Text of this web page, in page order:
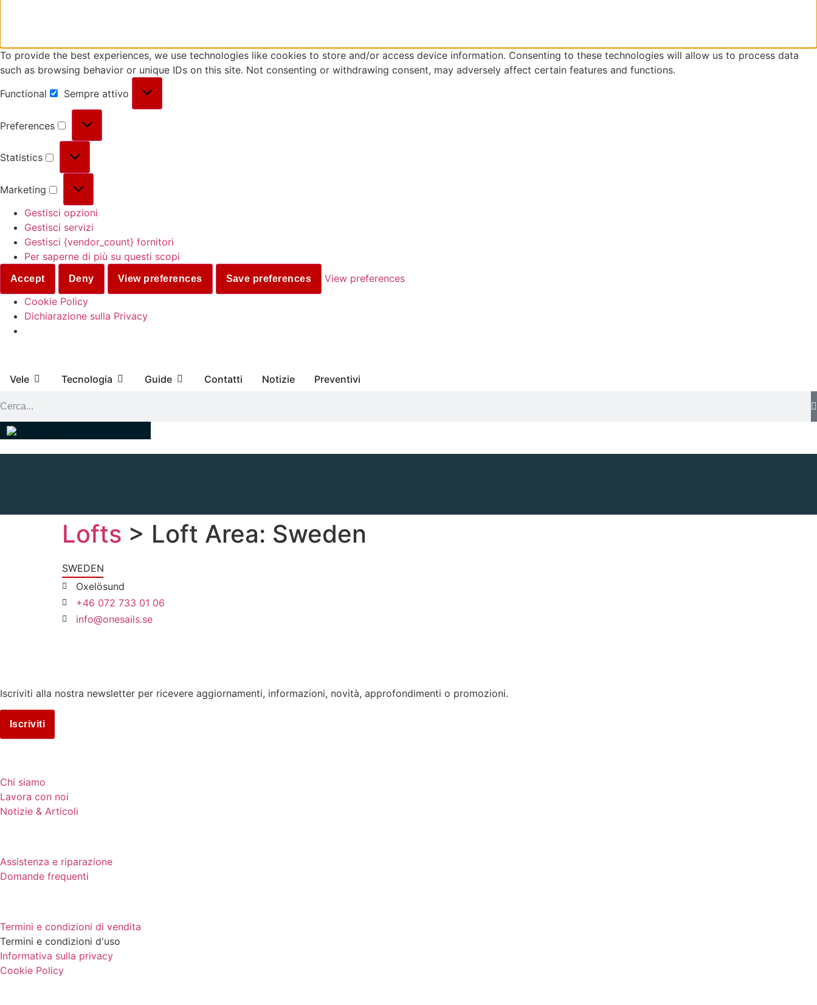
To provide the best experiences, we use technologies like cookies to store and/or access device information. Consenting to these technologies will allow us to process data
such as browsing behavior or unique IDs on this site. Not consenting or withdrawing consent, may adversely affect certain features and functions.
Functional
Sempre attivo
Preferences
Statistics
Marketing
Gestisci opzioni
Gestisci servizi
Gestisci {vendor_count} fornitori
Per saperne di più su questi scopi
Accept Deny View preferences Save preferences
View preferences
Cookie Policy
Dichiarazione sulla Privacy
Vele Tecnologia Guide Contatti Notizie Preventivi
Lofts > Loft Area: Sweden
SWEDEN
Oxelösund
+46 072 733 01 06
info@onesails.se
Iscriviti alla nostra newsletter per ricevere aggiornamenti, informazioni, novità, approfondimenti o promozioni.
Iscriviti
Chi siamo
Lavora con noi
Notizie & Articoli
Assistenza e riparazione
Domande frequenti
Termini e condizioni di vendita
Termini e condizioni d'uso
Informativa sulla privacy
Cookie Policy